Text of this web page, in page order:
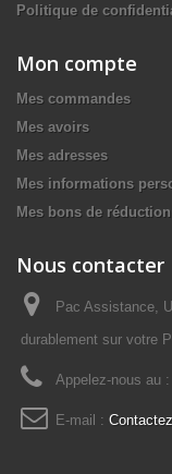
Politique de
Mon compte
Mes commandes
Mes avoirs
Mes adresses
Mes informations
Mes bons de réduction
Nous contacter
Pac Assistance,
durablement sur votre
Appelez-nous au :
E-mail :